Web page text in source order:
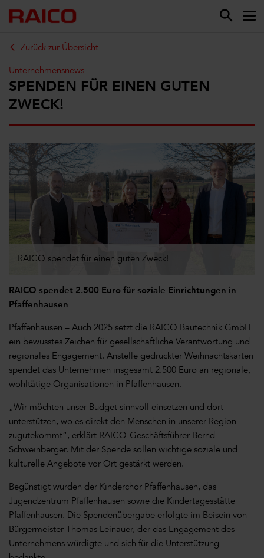
Zurück zur Übersicht
Unternehmensnews
SPENDEN FÜR EINEN GUTEN
ZWECK!
RAICO spendet für einen guten Zweck!
RAICO spendet 2.500 Euro für soziale Einrichtungen in
Pfaffenhausen
Pfaffenhausen – Auch 2025 setzt die RAICO Bautechnik GmbH
ein bewusstes Zeichen für gesellschaftliche Verantwortung und
regionales Engagement. Anstelle gedruckter Weihnachtskarten
spendet das Unternehmen insgesamt 2.500 Euro an regionale,
wohltätige Organisationen in Pfaffenhausen.
„Wir möchten unser Budget sinnvoll einsetzen und dort
unterstützen, wo es direkt den Menschen in unserer Region
zugutekommt“, erklärt RAICO-Geschäftsführer Bernd
Schweinberger. Mit der Spende sollen wichtige soziale und
kulturelle Angebote vor Ort gestärkt werden.
Begünstigt wurden der Kinderchor Pfaffenhausen, das
Jugendzentrum Pfaffenhausen sowie die Kindertagesstätte
Pfaffenhausen. Die Spendenübergabe erfolgte im Beisein von
Bürgermeister Thomas Leinauer, der das Engagement des
Unternehmens würdigte und sich für die Unterstützung